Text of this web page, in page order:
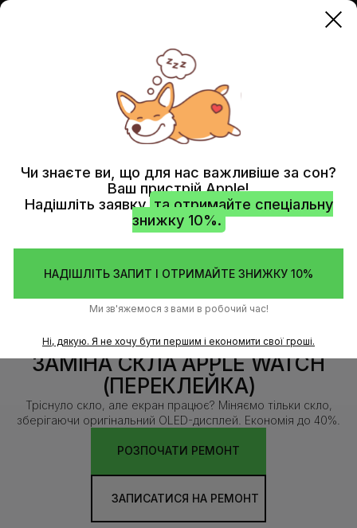
ЗАМІНА СКЛА APPLE WATCH
(ПЕРЕКЛЕЙКА)
Тріснуло скло, але екран працює? Міняємо тільки скло,
зберігаючи оригінальний OLED-дисплей. Економія до 40%.
РОЗПОЧАТИ РЕМОНТ
ЗАПИСАТИСЯ НА РЕМОНТ
ЗАМІНА СКЛА
Чи знаєте ви, що для нас важливіше за сон?
Ваш пристрій Apple!
Надішліть заявку та отримайте спеціальну
знижку 10%.
НАДІШЛІТЬ ЗАПИТ І ОТРИМАЙТЕ ЗНИЖКУ 10%
Ми зв'яжемося з вами в робочий час!
Ні, дякую. Я не хочу бути першим і економити свої гроші.